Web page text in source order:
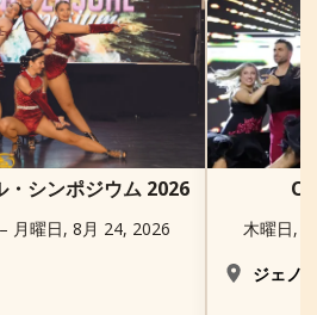
・シンポジウム 2026
月曜日, 8月 24, 2026
木曜日,
ジェノ